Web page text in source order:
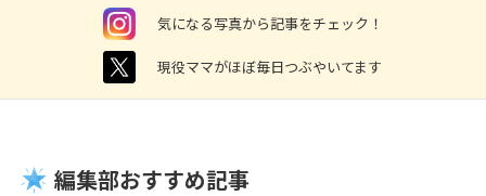
instagram 気になる写真から記事をチェック！
twitter 現役ママがほぼ毎日つぶやいてます
編集部おすすめ記事